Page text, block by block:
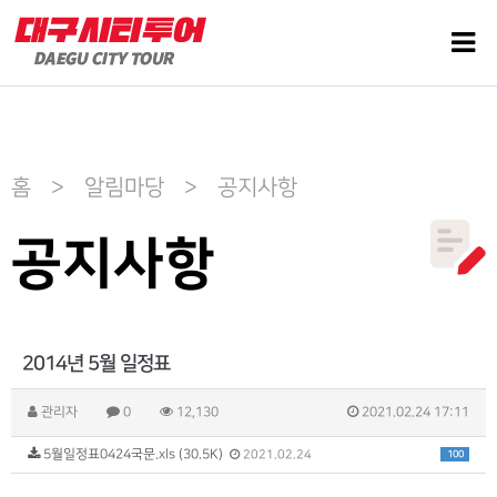
홈 > 알림마당 > 공지사항
공지사항
2014년 5월 일정표
관리자 0 12,130 2021.02.24 17:11
100
5월일정표0424국문.xls (30.5K) 2021.02.24